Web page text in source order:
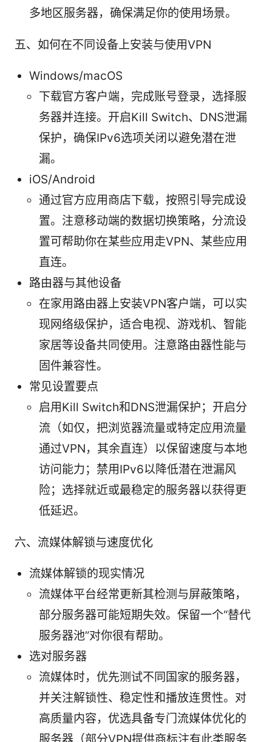
多地区服务器，确保满足你的使用场景。
五、如何在不同设备上安装与使用VPN
Windows/macOS
下载官方客户端，完成账号登录，选择服
务器并连接。开启Kill Switch、DNS泄漏
保护，确保IPv6选项关闭以避免潜在泄
漏。
iOS/Android
通过官方应用商店下载，按照引导完成设
置。注意移动端的数据切换策略，分流设
置可帮助你在某些应用走VPN、某些应用
直连。
路由器与其他设备
在家用路由器上安装VPN客户端，可以实
现网络级保护，适合电视、游戏机、智能
家居等设备共同使用。注意路由器性能与
固件兼容性。
常见设置要点
启用Kill Switch和D​NS泄漏保护；开启分
流（如仅，把浏览器流量或特定应用流量
通过VPN，其余直连）以保留速度与本地
访问能力；禁用IPv6以降低潜在泄漏风
险；选择就近或最稳定的服务器以获得更
低延迟。
六、流媒体解锁与速度优化
流媒体解锁的现实情况
流媒体平台经常更新其检测与屏蔽策略，
部分服务器可能短期失效。保留一个“替代
服务器池”对你很有帮助。
选对服务器
流媒体时，优先测试不同国家的服务器，
并关注解锁性、稳定性和播放连贯性。对
高质量内容，优选具备专门流媒体优化的
服务器（部分VPN提供商标注有此类服务